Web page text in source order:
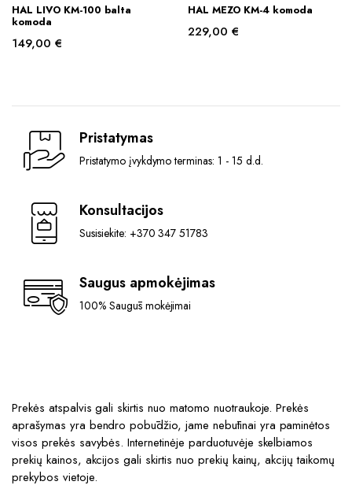
HAL LIVO KM-100 balta
komoda
149,00 €
HAL MEZO KM-4 komoda
229,00 €
Pristatymas
Pristatymo įvykdymo terminas: 1 - 15 d.d.
Konsultacijos
Susisiekite: +370 347 51783
Saugus apmokėjimas
100% Saugūs mokėjimai
Prekės atspalvis gali skirtis nuo matomo nuotraukoje. Prekės
aprašymas yra bendro pobūdžio, jame nebūtinai yra paminėtos
visos prekės savybės. Internetinėje parduotuvėje skelbiamos
prekių kainos, akcijos gali skirtis nuo prekių kainų, akcijų taikomų
prekybos vietoje.